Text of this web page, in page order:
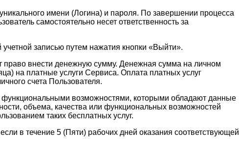
имени (Логина) и пароля. По завершении процесса
самостоятельно несет ответственность за
записью путем нажатия кнопки «Выйти».
право внести денежную сумму. Денежная сумма на личном
на платные услуги Сервиса. Оплата платных услуг
счета Пользователя.
функциональными возможностями, которыми обладают данные
объема, качества или функциональных возможностей
таких бесплатных услуг.
в течение 5 (Пяти) рабочих дней оказания соответствующей